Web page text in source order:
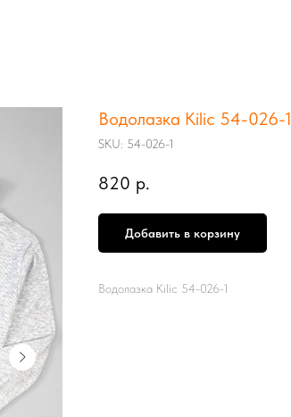
Водолазка Kilic 54-026-
SKU: 54-026-1
820 р.
Добавить в корзину
Водолазка Kilic 54-026-1